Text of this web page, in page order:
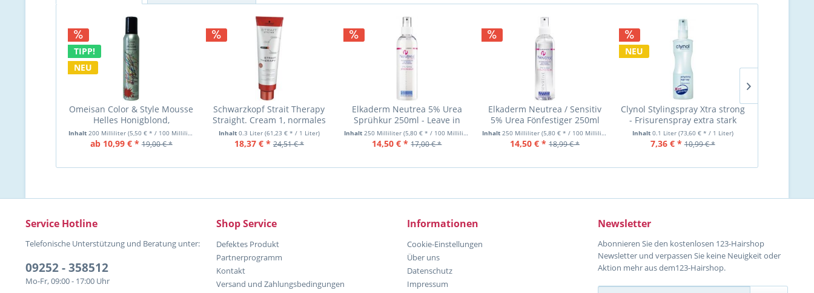
TIPP!
NEU
Omeisan Color & Style Mousse
Helles Honigblond,
Farbschaum 200ml
Inhalt 200 Milliliter (5,50 € * / 100 Milliliter)
ab 10,99 € * 19,00 € *
Schwarzkopf Strait Therapy
Straight. Cream 1, normales
Haar 300
Inhalt 0.3 Liter (61,23 € * / 1 Liter)
18,37 € * 24,51 € *
Elkaderm Neutrea 5% Urea
Sprühkur 250ml - Leave in
Spray
Inhalt250 Milliliter(5,80 € * / 100 Milliliter)
14,50 € * 17,00 € *
Elkaderm Neutrea / Sensitiv
5% Urea Fönfestiger 250ml
Inhalt 250 Milliliter (5,80 € * / 100 Milliliter)
14,50 € * 18,99 € *
NEU
Clynol Stylingspray Xtra strong
- Frisurenspray extra stark
100ml 2025
Inhalt 0.1 Liter (73,60 € * / 1 Liter)
7,36 € * 10,99 € *
Service Hotline
Telefonische Unterstützung und Beratung unter:
09252 - 358512
Mo-Fr, 09:00 - 17:00 Uhr
Shop Service
Defektes Produkt
Partnerprogramm
Kontakt
Versand und Zahlungsbedingungen
Informationen
Cookie-Einstellungen
Über uns
Datenschutz
Impressum
Newsletter
Abonnieren Sie den kostenlosen 123-Hairshop
Newsletter und verpassen Sie keine Neuigkeit oder
Aktion mehr aus dem123-Hairshop.